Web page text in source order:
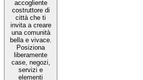
accogliente
costruttore di
città che ti
invita a creare
una comunità
bella e vivace.
Posiziona
liberamente
case, negozi,
servizi e
elementi